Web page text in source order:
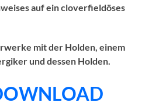
auf ein cloverfieldöses
mit der Holden, einem
und dessen Holden.